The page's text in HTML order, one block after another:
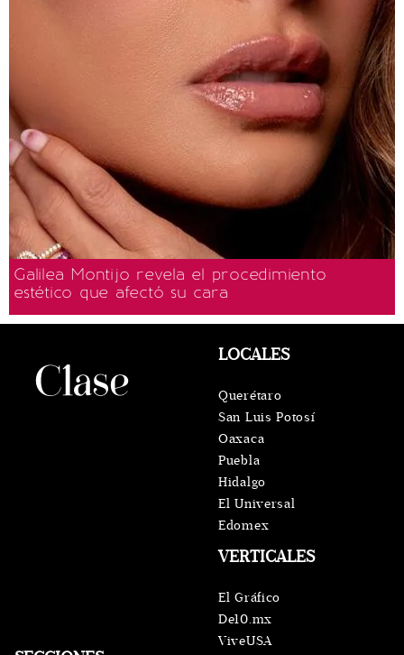
Galilea Montijo revela el procedimiento
estético que afectó su cara
VERTICALES
El Gráfico
De10.mx
ViveUSA
LOCALES
Querétaro
San Luis Potosí
Oaxaca
Puebla
Hidalgo
El Universal
Edomex